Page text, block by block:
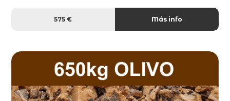
575 € Más info